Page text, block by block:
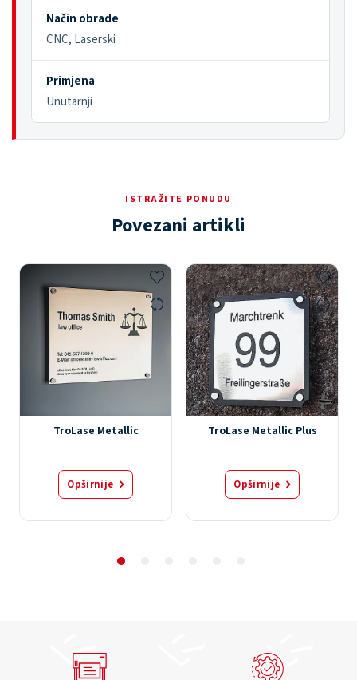
Način obrade
CNC, Laserski
Primjena
Unutarnji
ISTRAŽITE PONUDU
Povezani artikli
TroLase Metallic
Opširnije
TroLase Metallic Plus
Opširnije